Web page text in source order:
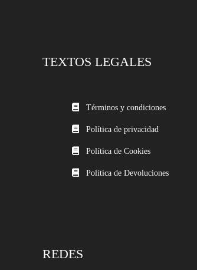
TEXTOS LEGALES
Términos y condiciones
Política de privacidad
Política de Cookies
Política de Devoluciones
REDES